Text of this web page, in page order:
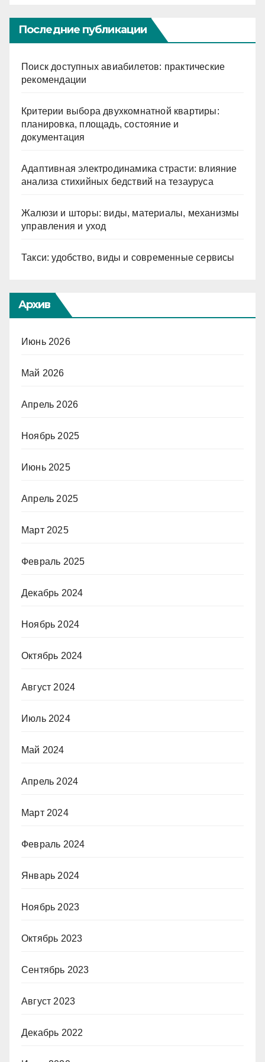
Последние публикации
Поиск доступных авиабилетов: практические
рекомендации
Критерии выбора двухкомнатной квартиры:
планировка, площадь, состояние и
документация
Адаптивная электродинамика страсти: влияние
анализа стихийных бедствий на тезауруса
Жалюзи и шторы: виды, материалы, механизмы
управления и уход
Такси: удобство, виды и современные сервисы
Архив
Июнь 2026
Май 2026
Апрель 2026
Ноябрь 2025
Июнь 2025
Апрель 2025
Март 2025
Февраль 2025
Декабрь 2024
Ноябрь 2024
Октябрь 2024
Август 2024
Июль 2024
Май 2024
Апрель 2024
Март 2024
Февраль 2024
Январь 2024
Ноябрь 2023
Октябрь 2023
Сентябрь 2023
Август 2023
Декабрь 2022